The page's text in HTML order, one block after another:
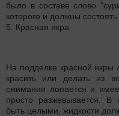
было в составе слово
которого и должны состоять
5. Красная икра
На подделке красной икры
красить или делать из
сжимании лопается и
просто разжевывается. В
быть целыми, жидкости